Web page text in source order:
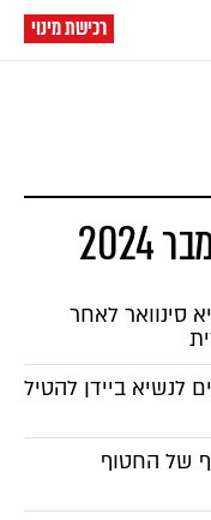
רכישת מינוי
סינוואר לאחר
לנשיא ביידן להטיל
של החטוף